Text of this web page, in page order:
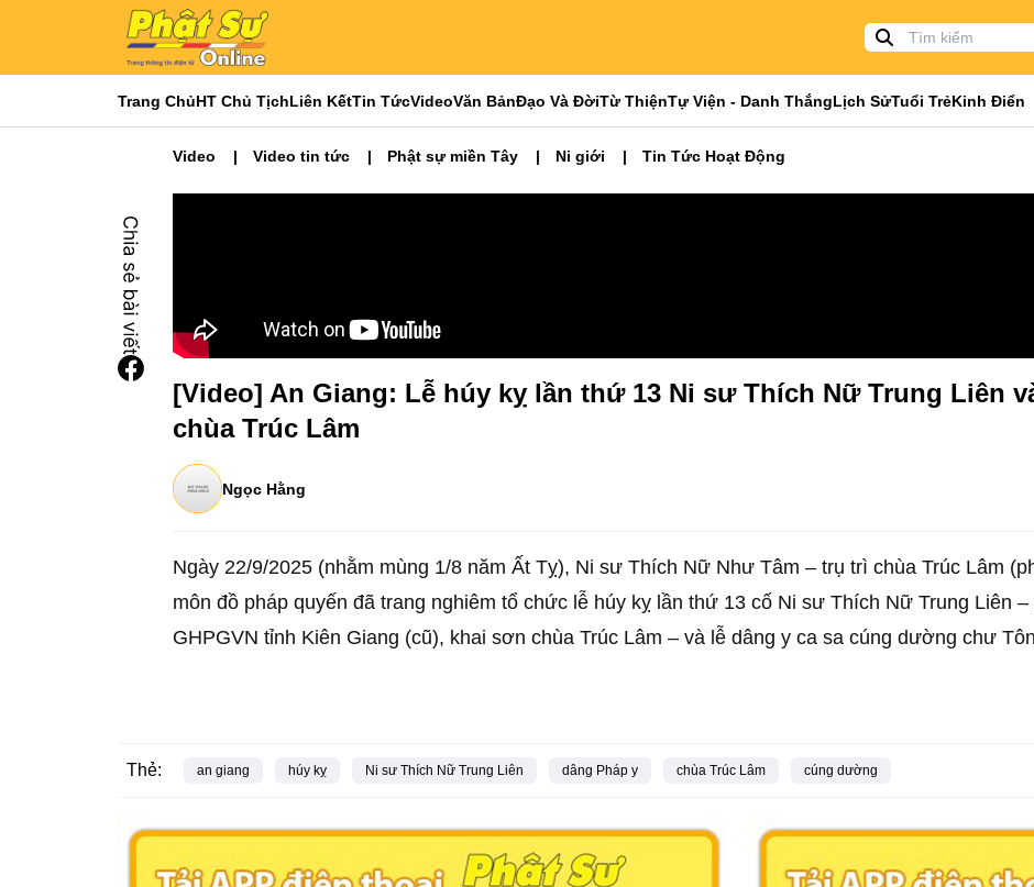
Trang ChủHT Chủ TịchLiên KếtTin TứcVideoVăn BảnĐạo Và ĐờiTừ ThiệnTự Viện - Danh ThắngLịch SửTuổi TrẻKinh Điển
Video Video tin tức Phật sự miền Tây Ni giới Tin Tức Hoạt Động
[Video] An Giang: Lễ húy kỵ lần thứ 13 Ni sư Thích Nữ Trung Liên
chùa Trúc Lâm
Ngọc Hằng
Ngày 22/9/2025 (nhằm mùng 1/8 năm Ất Tỵ), Ni sư Thích Nữ Như Tâm – trụ trì chùa Trúc Lâm
môn đồ pháp quyến đã trang nghiêm tổ chức lễ húy kỵ lần thứ 13 cố Ni sư Thích Nữ Trung Liên
GHPGVN tỉnh Kiên Giang (cũ), khai sơn chùa Trúc Lâm – và lễ dâng y ca sa cúng dường chư
Thẻ: an giang húy kỵ Ni sư Thích Nữ Trung Liên dâng Pháp y chùa Trúc Lâm cúng dường